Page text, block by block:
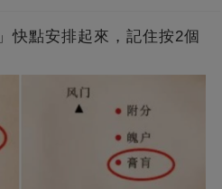
快點安排起來，記住按2個